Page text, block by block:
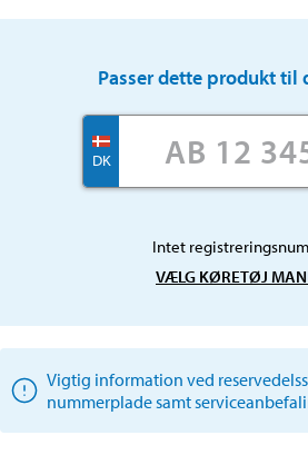
Passer dette produkt til
DK
Intet
VÆLG KØRETØJ
Vigtig information ved
nummerplade samt